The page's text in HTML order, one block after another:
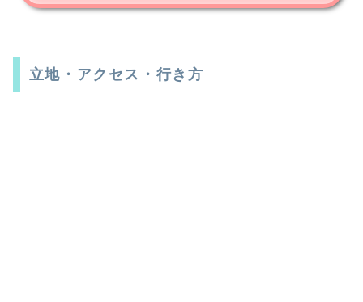
立地・アクセス・行き方